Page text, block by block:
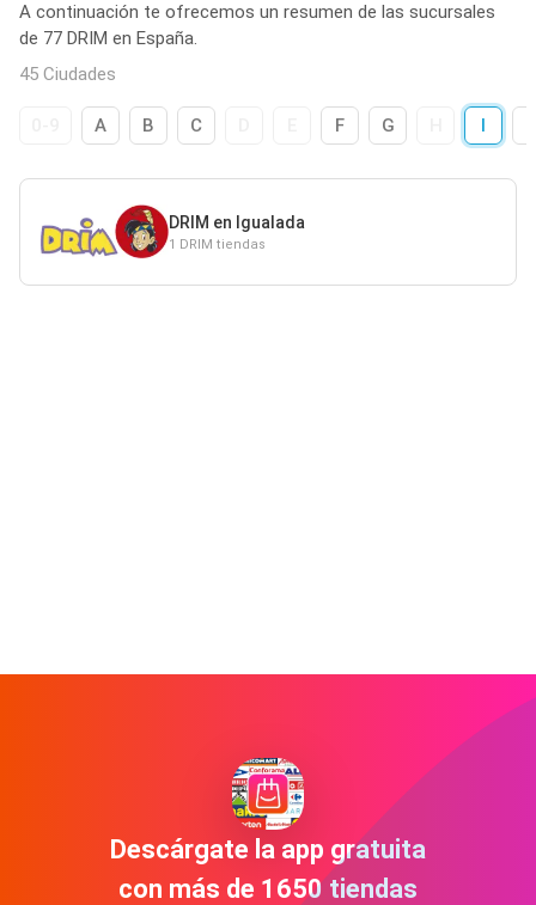
A continuación te ofrecemos un resumen de las sucursales
de 77 DRIM en España.
45 Ciudades
A B C F G I
DRIM en Igualada
1 DRIM tiendas
Descárgate la app gratuita
con más de 1650 tiendas